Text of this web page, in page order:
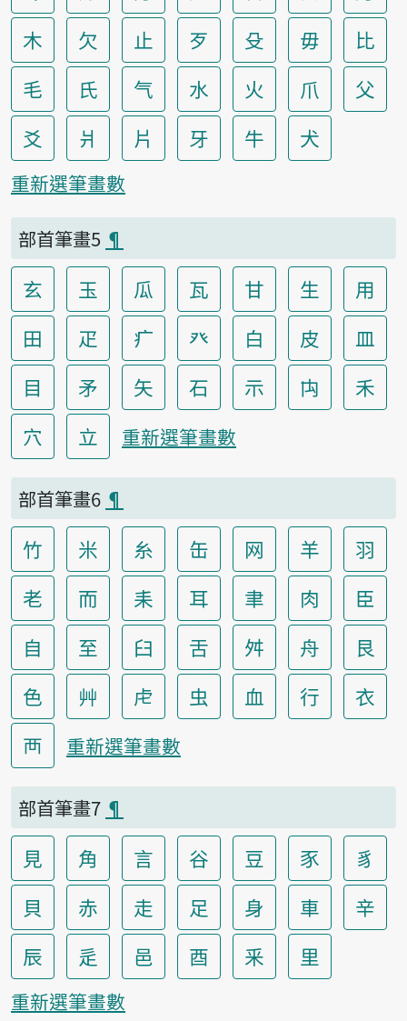
木
欠 止 歹 殳 毋
比
毛
氏 气 水 火 爪
父
爻
爿 片 牙 牛 犬
重新選筆畫數
部首筆畫5 ¶
玄 玉 瓜 瓦 甘 生
用
田
疋 疒 癶 白 皮
皿
目
矛 矢 石 示 禸
禾
穴
立 重新選筆畫數
部首筆畫6 ¶
竹 米 糸 缶 网 羊
羽
老
而 耒 耳 聿 肉
臣
自
至 臼 舌 舛 舟
艮
色
艸 虍 虫 血 行
衣
襾
重新選筆畫數
部首筆畫7 ¶
見 角 言 谷 豆 豕
豸
貝
赤 走 足 身 車
辛
辰
辵 邑 酉 釆 里
重新選筆畫數